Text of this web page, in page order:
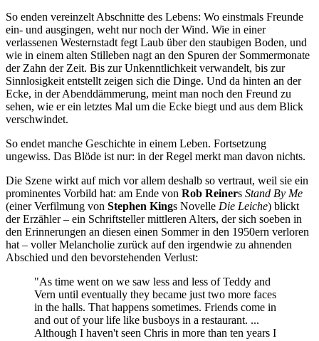
So enden vereinzelt Abschnitte des Lebens: Wo einstmals Freunde
ein- und ausgingen, weht nur noch der Wind. Wie in einer
verlassenen Westernstadt fegt Laub über den staubigen Boden, und
wie in einem alten Stilleben nagt an den Spuren der Sommermonate
der Zahn der Zeit. Bis zur Unkenntlichkeit verwandelt, bis zur
Sinnlosigkeit entstellt zeigen sich die Dinge. Und da hinten an der
Ecke, in der Abenddämmerung, meint man noch den Freund zu
sehen, wie er ein letztes Mal um die Ecke biegt und aus dem Blick
verschwindet.
So endet manche Geschichte in einem Leben. Fortsetzung
ungewiss. Das Blöde ist nur: in der Regel merkt man davon nichts.
Die Szene wirkt auf mich vor allem deshalb so vertraut, weil sie ein
prominentes Vorbild hat: am Ende von Rob Reiners Stand By Me
(einer Verfilmung von Stephen Kings Novelle Die Leiche) blickt
der Erzähler – ein Schriftsteller mittleren Alters, der sich soeben in
den Erinnerungen an diesen einen Sommer in den 1950ern verloren
hat – voller Melancholie zurück auf den irgendwie zu ahnenden
Abschied und den bevorstehenden Verlust:
"As time went on we saw less and less of Teddy and
Vern until eventually they became just two more faces
in the halls. That happens sometimes. Friends come in
and out of your life like busboys in a restaurant. ...
Although I haven't seen Chris in more than ten years I